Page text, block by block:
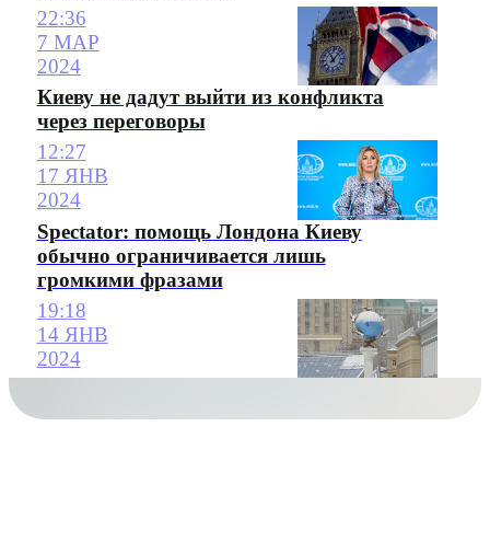
22:36
7 МАР
2024
Киеву не дадут выйти из конфликта
через переговоры
12:27
17 ЯНВ
2024
Spectator: помощь Лондона Киеву
обычно ограничивается лишь
громкими фразами
19:18
14 ЯНВ
2024